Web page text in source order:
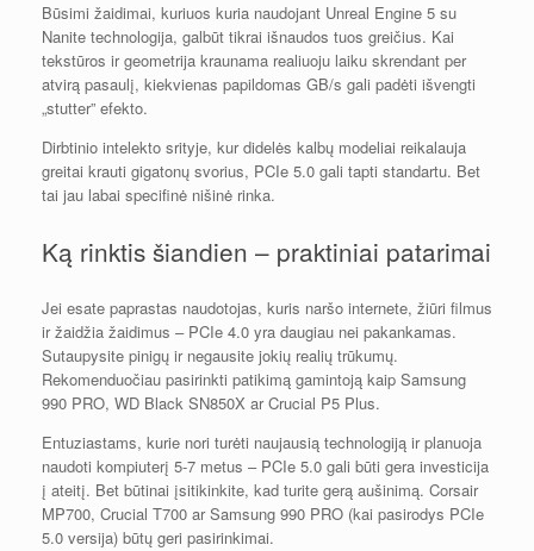
Būsimi žaidimai, kuriuos kuria naudojant Unreal Engine 5 su
Nanite technologija, galbūt tikrai išnaudos tuos greičius. Kai
tekstūros ir geometrija kraunama realiuoju laiku skrendant per
atvirą pasaulį, kiekvienas papildomas GB/s gali padėti išvengti
„stutter” efekto.
Dirbtinio intelekto srityje, kur didelės kalbų modeliai reikalauja
greitai krauti gigatonų svorius, PCIe 5.0 gali tapti standartu. Bet
tai jau labai specifinė nišinė rinka.
Ką rinktis šiandien – praktiniai patarimai
Jei esate paprastas naudotojas, kuris naršo internete, žiūri filmus
ir žaidžia žaidimus – PCIe 4.0 yra daugiau nei pakankamas.
Sutaupysite pinigų ir negausite jokių realių trūkumų.
Rekomenduočiau pasirinkti patikimą gamintoją kaip Samsung
990 PRO, WD Black SN850X ar Crucial P5 Plus.
Entuziastams, kurie nori turėti naujausią technologiją ir planuoja
naudoti kompiuterį 5-7 metus – PCIe 5.0 gali būti gera investicija
į ateitį. Bet būtinai įsitikinkite, kad turite gerą aušinimą. Corsair
MP700, Crucial T700 ar Samsung 990 PRO (kai pasirodys PCIe
5.0 versija) būtų geri pasirinkimai.